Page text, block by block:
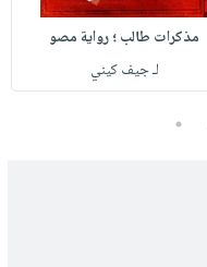
مذكرات طالب ؛ رواية مصو
لـ جيف كيني
5